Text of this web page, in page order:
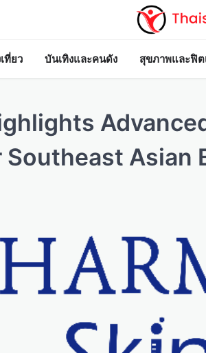
ที่ยว บันเทิงและคนดัง สุขภาพและฟิต
Asian